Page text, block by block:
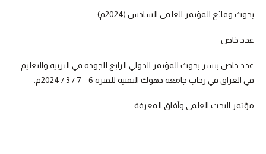
بحوث وقائع المؤتمر العلمي السادس (2024م).
عدد خاص
عدد خاص بنشر بحوث المؤتمر الدولي الرابع للجودة في التربية والتعليم
في العراق في رحاب جامعة دهوك التقنية للفترة 6 – 7 / 3 / 2024م.
مؤتمر البحث العلمي وآفاق المعرفة